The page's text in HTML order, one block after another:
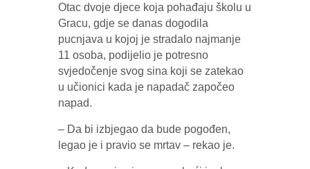
Otac dvoje djece koja pohađaju školu u
Gracu, gdje se danas dogodila
pucnjava u kojoj je stradalo najmanje
11 osoba, podijelio je potresno
svjedočenje svog sina koji se zatekao
u učionici kada je napadač započeo
napad.
– Da bi izbjegao da bude pogođen,
legao je i pravio se mrtav – rekao je.